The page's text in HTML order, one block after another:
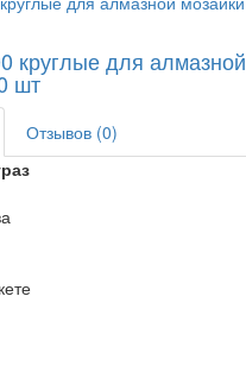
круглые для алмазной
шт
Отзывов (0)